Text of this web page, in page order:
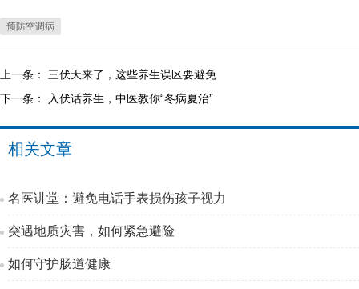
预防空调病
上一条： 三伏天来了，这些养生误区要避免
下一条：
入伏话养生，中医教你“冬病夏治”
相关文章
名医讲堂：避免电话手表损伤孩子视力
突遇地质灾害，如何紧急避险
如何守护肠道健康